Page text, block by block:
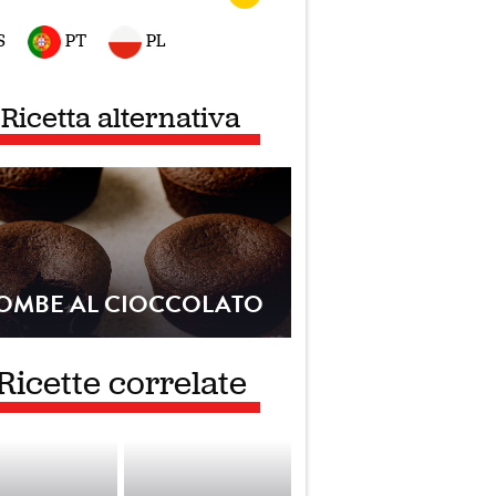
PT PL
Ricetta alternativa
AL CIOCCOLATO
correlate